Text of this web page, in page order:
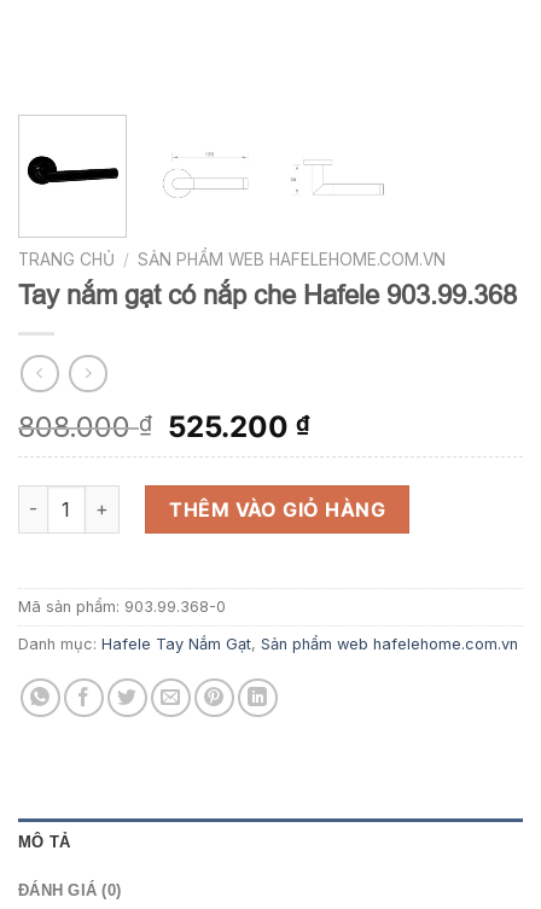
TRANG CHỦ / SẢN PHẨM WEB HAFELEHOME.COM.VN
Tay nắm gạt có nắp che Hafele 903.99.368
808.000₫
Giá
gốc
là:
808.000 ₫.
525.200₫Giá
hiện
tại
là:
525.200 ₫.
Tay nắm gạt có nắp che Hafele 903.99.368 số lượng
THÊM VÀO GIỎ HÀNG
Mã sản phẩm: 903.99.368-0
Danh mục: Hafele Tay Nắm Gạt, Sản phẩm web hafelehome.com.vn
MÔ TẢ
ĐÁNH GIÁ (0)